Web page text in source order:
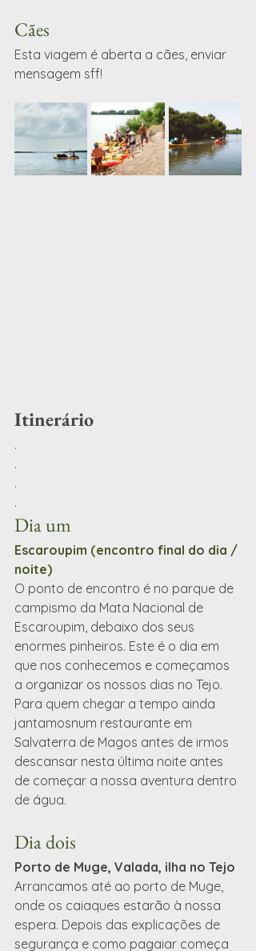
Cães
Esta viagem é aberta a cães, enviar
mensagem sff!
Itinerário
.
.
.
.
Dia um
Escaroupim (encontro final do dia /
noite)
O ponto de encontro é no parque de
campismo da Mata Nacional de
Escaroupim, debaixo dos seus
enormes pinheiros. Este é o dia em
que nos conhecemos e começamos
a organizar os nossos dias no Tejo.
Para quem chegar a tempo ainda
jantamosnum restaurante em
Salvaterra de Magos antes de irmos
descansar nesta última noite antes
de começar a nossa aventura dentro
de água.
Dia dois
Porto de Muge, Valada, ilha no Tejo
Arrancamos até ao porto de Muge,
onde os caiaques estarão à nossa
espera. Depois das explicações de
segurança e como pagaiar começa